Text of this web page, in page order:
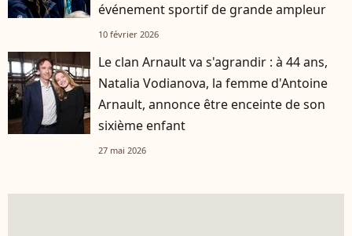
événement sportif de grande ampleur
10 février 2026
Le clan Arnault va s'agrandir : à 44 ans,
Natalia Vodianova, la femme d'Antoine
Arnault, annonce être enceinte de son
sixième enfant
27 mai 2026